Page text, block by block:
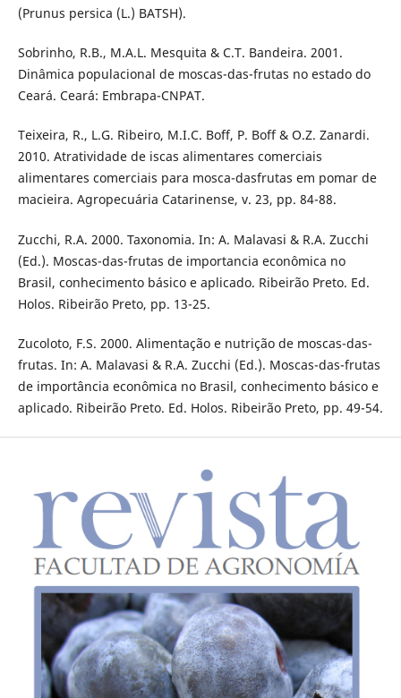
(Prunus persica (L.) BATSH).
Sobrinho, R.B., M.A.L. Mesquita & C.T. Bandeira. 2001.
Dinâmica populacional de moscas-das-frutas no estado do
Ceará. Ceará: Embrapa-CNPAT.
Teixeira, R., L.G. Ribeiro, M.I.C. Boff, P. Boff & O.Z. Zanardi.
2010. Atratividade de iscas alimentares comerciais
alimentares comerciais para mosca-dasfrutas em pomar de
macieira. Agropecuária Catarinense, v. 23, pp. 84-88.
Zucchi, R.A. 2000. Taxonomia. In: A. Malavasi & R.A. Zucchi
(Ed.). Moscas-das-frutas de importancia econômica no
Brasil, conhecimento básico e aplicado. Ribeirão Preto. Ed.
Holos. Ribeirão Preto, pp. 13-25.
Zucoloto, F.S. 2000. Alimentação e nutrição de moscas-das-
frutas. In: A. Malavasi & R.A. Zucchi (Ed.). Moscas-das-frutas
de importância econômica no Brasil, conhecimento básico e
aplicado. Ribeirão Preto. Ed. Holos. Ribeirão Preto, pp. 49-54.